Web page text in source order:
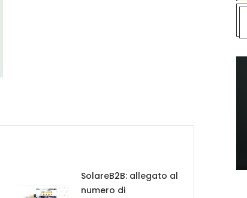
SolareB2B: allegato al
numero di